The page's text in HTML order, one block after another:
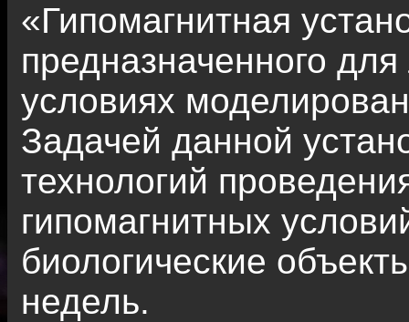
«Гипомагнитная
предназначенного
условиях
Задачей данной
технологий
гипомагнитных
биологические
недель.